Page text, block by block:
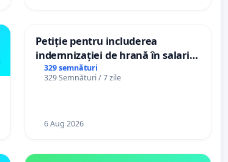
Petiție pentru includerea
indemnizației de hrană în salariul
de bază și protejarea gradațiilor
de vechime pentru asistenții
329 semnături
329 Semnături / 7 zile
6 Aug 2026